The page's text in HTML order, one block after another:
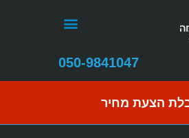
תפריט
050-9841047
הצעת מחיר